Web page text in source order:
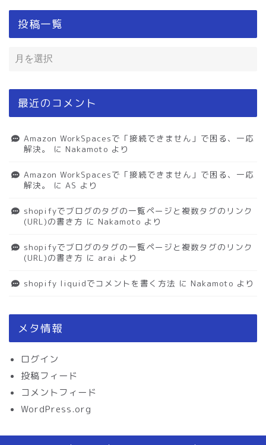
投稿一覧
最近のコメント
Amazon WorkSpacesで「接続できません」で困る、一応
解決。
に Nakamoto より
Amazon WorkSpacesで「接続できません」で困る、一応
解決。
に AS より
shopifyでブログのタグの一覧ページと複数タグのリンク
(URL)の書き方 に Nakamoto より
shopifyでブログのタグの一覧ページと複数タグのリンク
(URL)の書き方 に arai より
shopify liquidでコメントを書く方法 に Nakamoto より
メタ情報
ログイン
投稿フィード
コメントフィード
WordPress.org